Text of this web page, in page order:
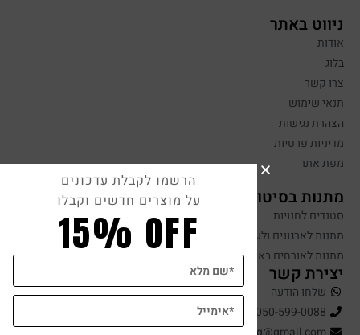
ניווט באתר
אודות
בלוג
צרו קשר
תנאי שימוש
הצהרת נגישות
מדיניות פרטיות
מפת אתר
מתנות בסיטונאות
סטנדים לחנויות
מתנות לארגונים ולעובדים
מתנות לאורחים באירועים
יצירת קשר
שלחו הודעה
050-599-0088
הרשמו לקבלת עדכונים
על מוצרים חדשים וקבלו
15% OFF